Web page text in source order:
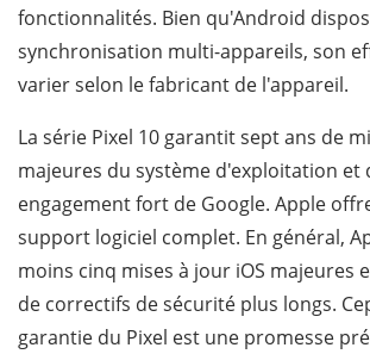
fonctionnalités. Bien qu'Android
synchronisation multi-appareils, son
varier selon le fabricant de l'appareil.
La série Pixel 10 garantit sept ans de
majeures du système d'exploitation et
engagement fort de Google. Apple
support logiciel complet. En général,
moins cinq mises à jour iOS majeures
de correctifs de sécurité plus longs.
garantie du Pixel est une promesse